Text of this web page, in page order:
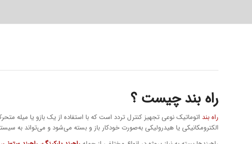
راه بند چیست ؟
راه بند اتوماتیک نوعی تجهیز کنترل تردد است که با استفاده از یک بازو یا میله
الکترومکانیکی یا هیدرولیکی به‌صورت خودکار باز و بسته می‌شود و می‌تواند به